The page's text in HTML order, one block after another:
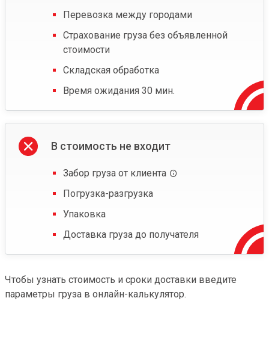
Перевозка между городами
Страхование груза без объявленной
стоимости
Складская обработка
Время ожидания 30 мин.
В стоимость не входит
Забор груза от клиента
Погрузка-разгрузка
Упаковка
Доставка груза до получателя
Чтобы узнать стоимость и сроки доставки введите
параметры груза в онлайн-калькулятор.